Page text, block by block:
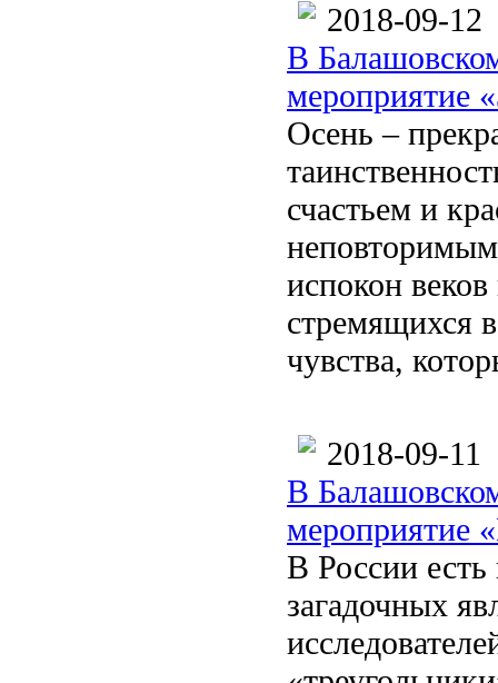
2018-09-12
В
мероприятие
Осень –
счастьем и
неповторимым
испокон
стремящихся
чувства,
2018-09-11
В
мероприятие
В России есть
загадочных